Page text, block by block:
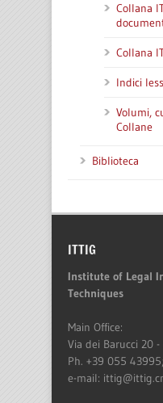
Collana
Collana
Indici
Volumi,
Collane
Biblioteca
ITTIG
Institute of Legal
Techniques
Main Office:
Via dei Barucci 20
Ph. +39 055
e-mail: